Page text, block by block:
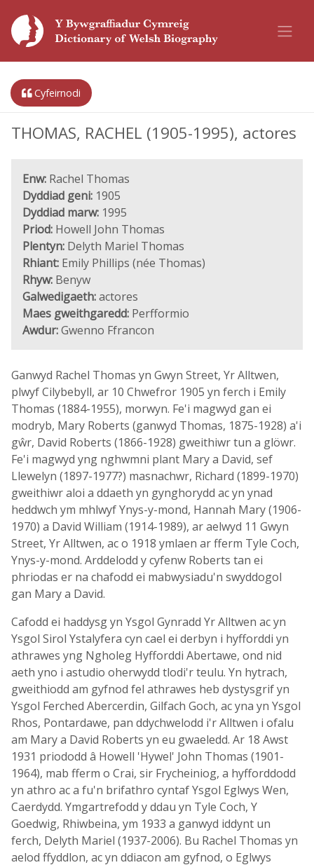
Cyfeirnodi
THOMAS, RACHEL (1905-1995), actores
Enw: Rachel Thomas
Dyddiad geni: 1905
Dyddiad marw: 1995
Priod: Howell John Thomas
Plentyn: Delyth Mariel Thomas
Rhiant: Emily Phillips (née Thomas)
Rhyw: Benyw
Galwedigaeth:actores
Maes gweithgaredd: Perfformio
Awdur:Gwenno Ffrancon
Ganwyd Rachel Thomas yn Gwyn Street, Yr Alltwen,
plwyf Cilybebyll, ar 10 Chwefror 1905 yn ferch i Emily
Thomas (1884-1955), morwyn. Fe'i magwyd gan ei
modryb, Mary Roberts (ganwyd Thomas, 1875-1928) a'i
gŵr, David Roberts (1866-1928) gweithiwr tun a glöwr.
Fe'i magwyd yng nghwmni plant Mary a David, sef
Llewelyn (1897-1977?) masnachwr, Richard (1899-1970)
gweithiwr aloi a ddaeth yn gynghorydd ac yn ynad
heddwch ym mhlwyf Ynys-y-mond, Hannah Mary (1906-
1970) a David William (1914-1989), ar aelwyd 11 Gwyn
Street, Yr Alltwen, ac o 1918 ymlaen ar fferm Tyle Coch,
Ynys-y-mond. Arddelodd y cyfenw Roberts tan ei
phriodas er na chafodd ei mabwysiadu'n swyddogol
gan Mary a David.
Cafodd ei haddysg yn Ysgol Gynradd Yr Alltwen ac yn
Ysgol Sirol Ystalyfera cyn cael ei derbyn i hyfforddi yn
athrawes yng Ngholeg Hyfforddi Abertawe, ond nid
aeth yno i astudio oherwydd tlodi'r teulu. Yn hytrach,
gweithiodd am gyfnod fel athrawes heb dystysgrif yn
Ysgol Ferched Abercerdin, Gilfach Goch, ac yna yn Ysgol
Rhos, Pontardawe, pan ddychwelodd i'r Alltwen i ofalu
am Mary a David Roberts yn eu gwaeledd. Ar 18 Awst
1931 priododd â Howell 'Hywel' John Thomas (1901-
1964), mab fferm o Crai, sir Frycheiniog, a hyfforddodd
yn athro ac a fu'n brifathro cyntaf Ysgol Eglwys Wen,
Caerdydd. Ymgartrefodd y ddau yn Tyle Coch, Y
Goedwig, Rhiwbeina, ym 1933 a ganwyd iddynt un
ferch, Delyth Mariel (1937-2006). Bu Rachel Thomas yn
aelod ffyddlon, ac yn ddiacon am gyfnod, o Eglwys